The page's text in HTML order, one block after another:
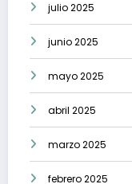
julio 2025
junio 2025
mayo 2025
abril 2025
marzo 2025
febrero 2025